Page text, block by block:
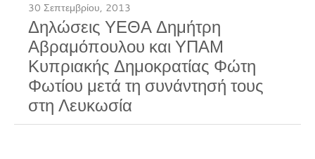
30 Σεπτεμβρίου, 2013
Δηλώσεις ΥΕΘΑ Δημήτρη
Αβραμόπουλου και ΥΠΑΜ
Κυπριακής Δημοκρατίας Φώτη
Φωτίου μετά τη συνάντησή τους
στη Λευκωσία